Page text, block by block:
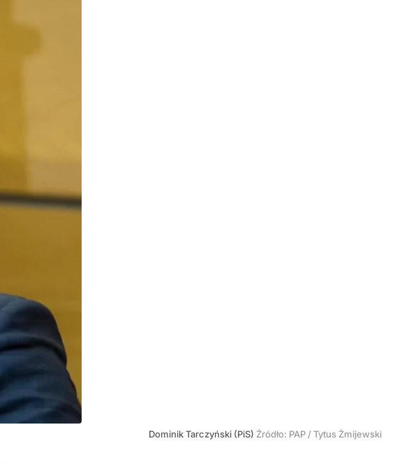
Dominik Tarczyński (PiS) Źródło: PAP /Tytus Żmijewski